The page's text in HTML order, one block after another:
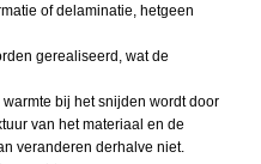
of delaminatie, hetgeen
gerealiseerd, wat de
bij het snijden wordt door
van het materiaal en de
veranderen derhalve niet.